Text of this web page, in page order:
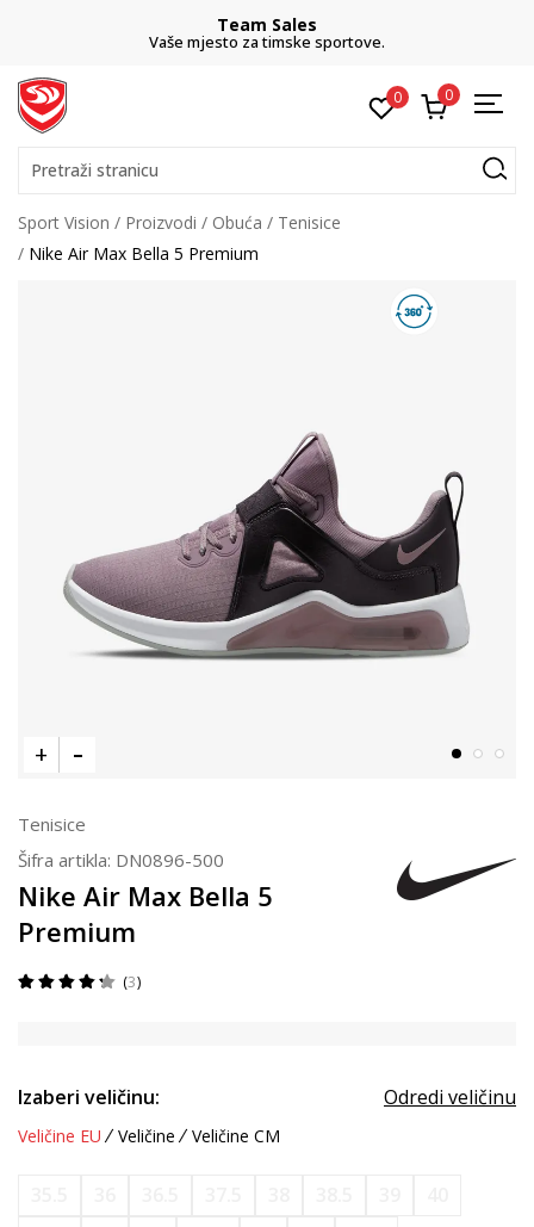
Team Sales
Vaše mjesto za timske sportove.
0 0
Pretraži stranicu
Sport Vision Proizvodi Obuća
Tenisice
Nike Air Max Bella 5 Premium
Tenisice
Šifra artikla: DN0896-500
Nike Air Max Bella 5
Premium
3
Izaberi veličinu: Odredi veličinu
Veličine EU Veličine Veličine CM